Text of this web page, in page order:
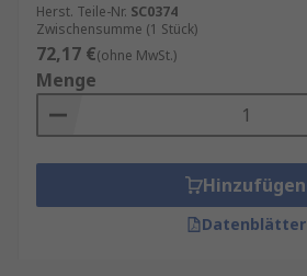
Herst. Teile-Nr. SC0374
Zwischensumme (1 Stück)
72,17 €(ohne MwSt.)
Menge
Hinzufügen
Datenblätter